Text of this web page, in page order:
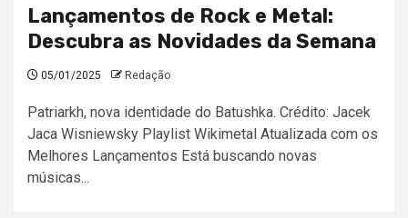
Lançamentos de Rock e Metal:
Descubra as Novidades da Semana
05/01/2025 Redação
Patriarkh, nova identidade do Batushka. Crédito: Jacek
Jaca Wisniewsky Playlist Wikimetal Atualizada com os
Melhores Lançamentos Está buscando novas
músicas...